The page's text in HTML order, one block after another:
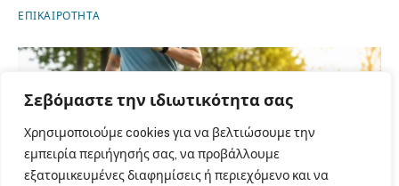
Σεβόμαστε την ιδιωτικότητα σας
Χρησιμοποιούμε cookies για να βελτιώσουμε την
εμπειρία περιήγησής σας, να προβάλλουμε
εξατομικευμένες διαφημίσεις ή περιεχόμενο και να
ΕΠΙΚΑΙΡΟΤΗΤΑ